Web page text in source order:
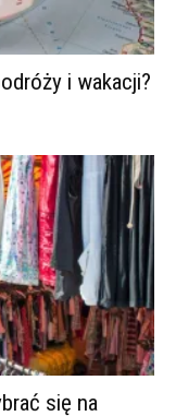
i wakacji?
się na